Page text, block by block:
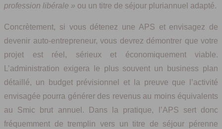
profession libérale » ou un titre de séjour pluriannuel adapté.
Concrètement, si vous détenez une APS et envisagez de
devenir auto-entrepreneur, vous devrez démontrer que votre
projet est réel, sérieux et économiquement viable.
L’administration exigera le plus souvent un business plan
détaillé, un budget prévisionnel et la preuve que l’activité
envisagée pourra générer des revenus au moins équivalents
au Smic brut annuel. Dans la pratique, l’APS sert donc
fréquemment de tremplin vers un titre de séjour pérenne